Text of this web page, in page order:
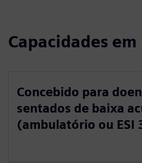
Capacidades
Concebido para
sentados de baixa
(ambulatório ou ESI